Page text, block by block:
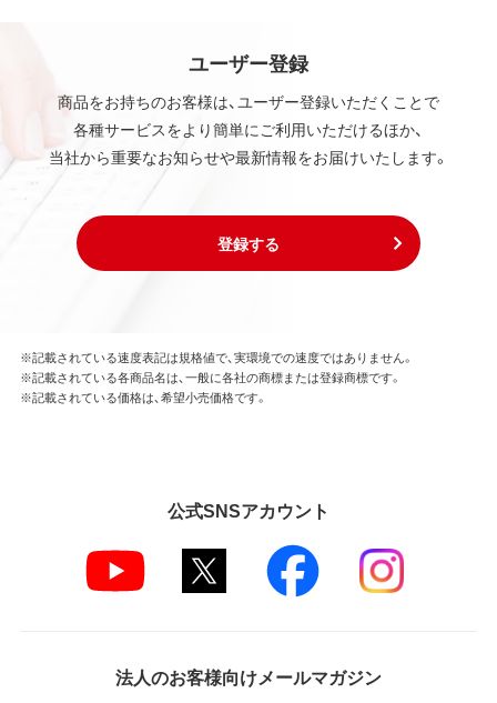
ユーザー登録
商品をお持ちのお客様は、ユーザー登録いただくことで
各種サービスをより簡単にご利用いただけるほか、
当社から重要なお知らせや最新情報をお届けいたします。
登録する
※記載されている速度表記は規格値で、実環境での速度ではありません。
※記載されている各商品名は、一般に各社の商標または登録商標です。
※記載されている価格は、希望小売価格です。
公式SNSアカウント
法人のお客様向けメールマガジン